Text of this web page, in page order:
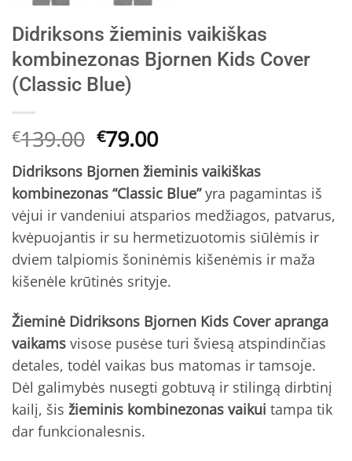
Didriksons žieminis vaikiškas
kombinezonas Bjornen Kids Cover
(Classic Blue)
€139.00 Original
price
was:
€139.00.
€79.00Current
price
is:
€79.00.
Didriksons Bjornen žieminis vaikiškas
kombinezonas “Classic Blue”yra pagamintas iš
vėjui ir vandeniui atsparios medžiagos, patvarus,
kvėpuojantis ir su hermetizuotomis siūlėmis ir
dviem talpiomis šoninėmis kišenėmis ir maža
kišenėle krūtinės srityje.
Žieminė Didriksons Bjornen Kids Cover apranga
vaikams visose pusėse turi šviesą atspindinčias
detales, todėl vaikas bus matomas ir tamsoje.
Dėl galimybės nusegti gobtuvą ir stilingą dirbtinį
kailį, šis žieminis kombinezonas vaikui tampa tik
dar funkcionalesnis.